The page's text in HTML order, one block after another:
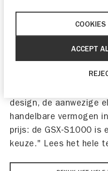
"Met de 2021 Suzuki
eigenlijk geen miskoop
design, de aanwezige
handelbare vermogen
prijs: de GSX-S1000 is
keuze." Lees het hele
ACCEPT